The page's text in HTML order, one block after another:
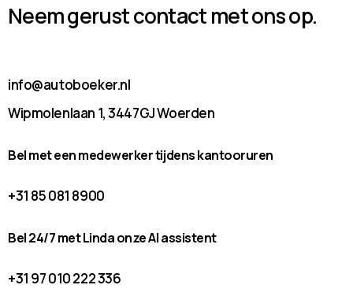
Neem gerust contact met ons op.
info@autoboeker.nl
Wipmolenlaan 1, 3447GJ Woerden
Bel met een medewerker tijdens kantooruren
+31 85 081 8900
Bel 24/7 met Linda onze AI assistent
+31 97 010 222 336